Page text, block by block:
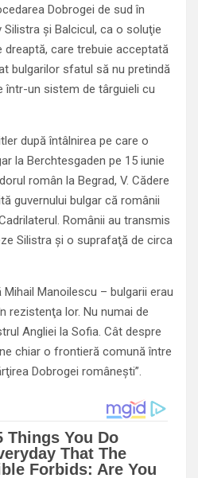
Dobrogei de sud în
Silistra și Balcicul, ca o soluţie
dreaptă, care trebuie acceptată
bulgarilor sfatul să nu pretindă
într-un sistem de târguieli cu
după întâlnirea pe care o
la Berchtesgaden pe 15 iunie
român la Begrad, V. Cădere
guvernului bulgar că românii
Românii au transmis
Silistra și o suprafaţă de circa
Manoilescu – bulgarii erau
rezistenţa lor. Nu numai de
Angliei la Sofia. Cât despre
chiar o frontieră comună între
Dobrogei românești”.